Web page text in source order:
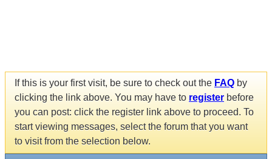
If this is your first visit, be sure to check out the FAQ by
clicking the link above. You may have to register before
you can post: click the register link above to proceed. To
start viewing messages, select the forum that you want
to visit from the selection below.